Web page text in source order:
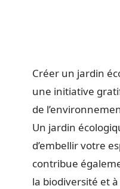
Créer un jardin
une initiative
de
Un jardin
d’embellir votre
contribue
la biodiversité et